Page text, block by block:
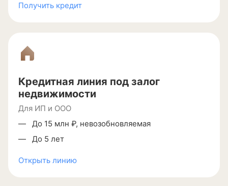
Получить кредит
Кредитная линия под залог
недвижимости
Для ИП и ООО
До 15 млн ₽, невозобновляемая
До 5 лет
Открыть линию